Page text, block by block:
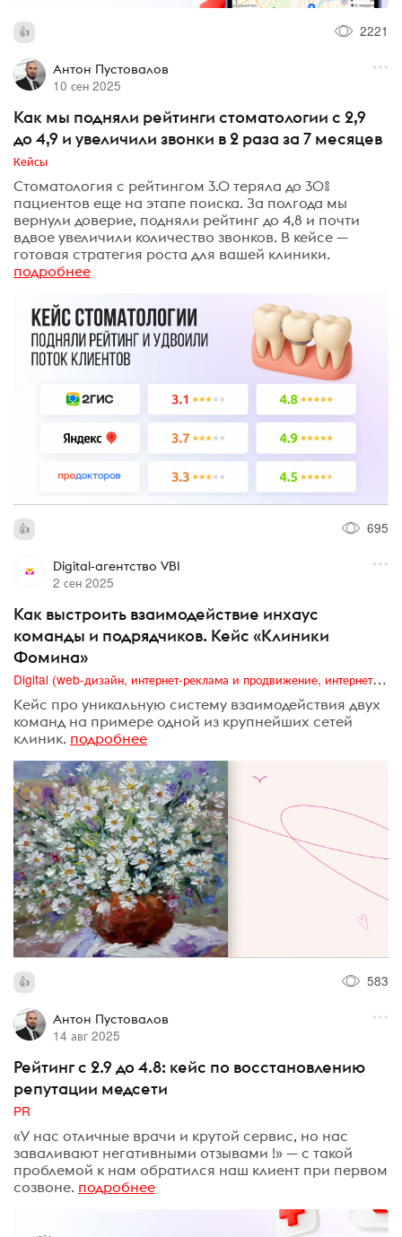
2221
Антон Пустовалов
10 сен 2025
Как мы подняли рейтинги стоматологии с 2,9
до 4,9 и увеличили звонки в 2 раза за 7 месяцев
Кейсы
Стоматология с рейтингом 3.0 теряла до 30%
пациентов еще на этапе поиска. За полгода мы
вернули доверие, подняли рейтинг до 4,8 и почти
вдвое увеличили количество звонков. В кейсе —
готовая стратегия роста для вашей клиники.
подробнее
695
Digital-агентство VBI
2 сен 2025
Как выстроить взаимодействие инхаус
команды и подрядчиков. Кейс «Клиники
Фомина»
Digital (web-дизайн, интернет-реклама и продвижение, интернет-сообщества и блоги, интернет-коммуникации, мобильный маркетинг, реклама на цифровых экранах)
Кейс про уникальную систему взаимодействия двух
команд на примере одной из крупнейших сетей
клиник. подробнее
583
Антон Пустовалов
14 авг 2025
Рейтинг с 2.9 до 4.8: кейс по восстановлению
репутации медсети
PR
«У нас отличные врачи и крутой сервис, но нас
заваливают негативными отзывами !» — с такой
проблемой к нам обратился наш клиент при первом
созвоне. подробнее